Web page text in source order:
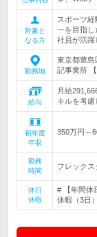
対象と
なる方
スポーツ
一を目指し
社員が活躍
勤務地
東京都豊島
記事業所
給与
月給
キルを考
初年度
年収
350万円～
勤務
時間
フレックス
休日
休暇
# 【年間休
休暇（3日